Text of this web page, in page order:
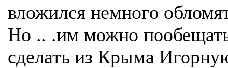
вложился немного
Но .. .им можно
сделать из Крыма